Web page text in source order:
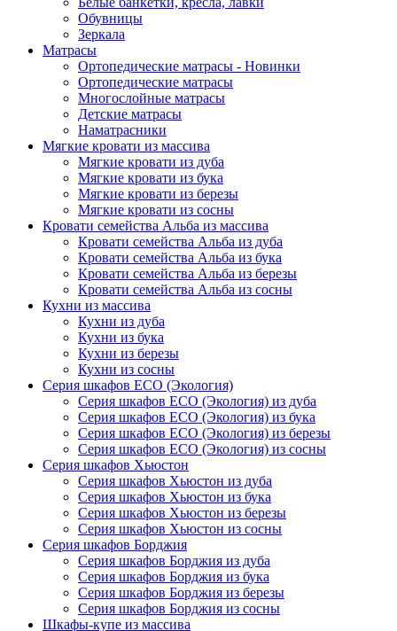
Обувницы
Зеркала
Матрасы
Ортопедические матрасы - Новинки
Ортопедические матрасы
Многослойные матрасы
Детские матрасы
Наматрасники
Мягкие кровати из массива
Мягкие кровати из дуба
Мягкие кровати из бука
Мягкие кровати из березы
Мягкие кровати из сосны
Кровати семейства Альба из массива
Кровати семейства Альба из дуба
Кровати семейства Альба из бука
Кровати семейства Альба из березы
Кровати семейства Альба из сосны
Кухни из массива
Кухни из дуба
Кухни из бука
Кухни из березы
Кухни из сосны
Серия шкафов ECO (Экология)
Серия шкафов ECO (Экология) из дуба
Серия шкафов ECO (Экология) из бука
Серия шкафов ECO (Экология) из березы
Серия шкафов ECO (Экология) из сосны
Серия шкафов Хьюстон
Серия шкафов Хьюстон из дуба
Серия шкафов Хьюстон из бука
Серия шкафов Хьюстон из березы
Серия шкафов Хьюстон из сосны
Серия шкафов Борджия
Серия шкафов Борджия из дуба
Серия шкафов Борджия из бука
Серия шкафов Борджия из березы
Серия шкафов Борджия из сосны
Шкафы-купе из массива